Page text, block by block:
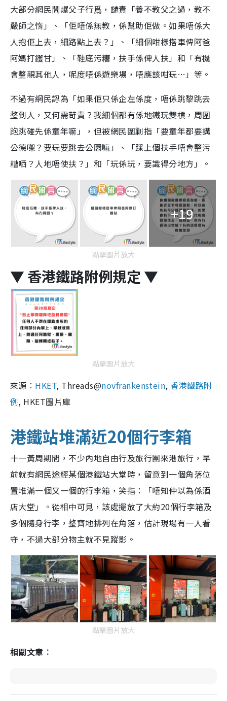
大部分網民鬧爆父子行爲，譴責「養不教父之過，教不
嚴師之惰」、「佢唔係無教，係幫助佢做。如果唔係大
人抱佢上去，細路點上去？」、「細個咁樣搭車俾阿爸
阿媽打鑊甘」、「鞋底污糟，扶手係俾人扶」和「有機
會整親其他人，呢度唔係遊樂場，唔應該咁玩…」等。
不過有網民認為「如果佢只係企左係度，唔係跳黎跳去
整到人，又何需苛責？我細個都有係地鐵玩雙槓，周圍
跑跳碰先係童年嘛」，但被網民圍剿指「要童年都要講
公德㗎？要玩要跳去公園嘛」、「踩上個扶手唔會整污
糟哂？人地唔使扶？ 」和「玩係玩，要識得分地方」。
+19
點擊圖片放大
▼ 香港鐵路附例規定 ▼
點擊圖片放大
來源︰ HKET, Threads@novfrankenstein, 香港鐵路附
例, HKET圖片庫
港鐵站堆滿近20個行李箱
十一黃周期間，不少內地自由行及旅行團來港旅行，早
前就有網民途經某個港鐵站大堂時，留意到一個角落位
置堆滿一個又一個的行李箱，笑指：「唔知仲以為係酒
店大堂」。從相中可見，該處擺放了大約20個行李箱及
多個隨身行李，整齊地排列在角落，估計現場有一人看
守，不過大部分物主就不見蹤影。
點擊圖片放大
相關文章︰